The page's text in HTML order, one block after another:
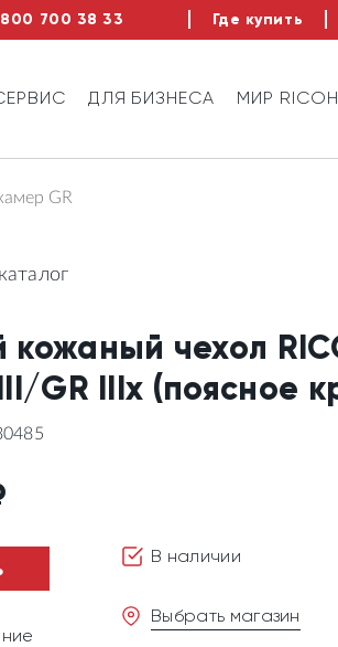
700 38 33 Где купить
ДЛЯ БИЗНЕСА МИР RICOH
GR
кожаный чехол
GR IIIx (поясное
В наличии
Выбрать магазин